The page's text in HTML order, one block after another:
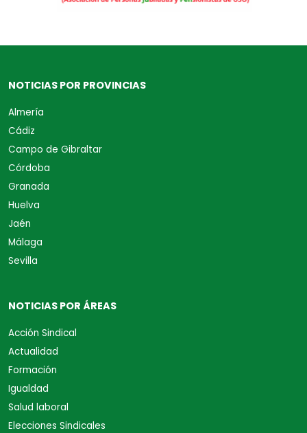
NOTICIAS POR PROVINCIAS
Almería
Cádiz
Campo de Gibraltar
Córdoba
Granada
Huelva
Jaén
Málaga
Sevilla
NOTICIAS POR ÁREAS
Acción Sindical
Actualidad
Formación
Igualdad
Salud laboral
Elecciones Sindicales